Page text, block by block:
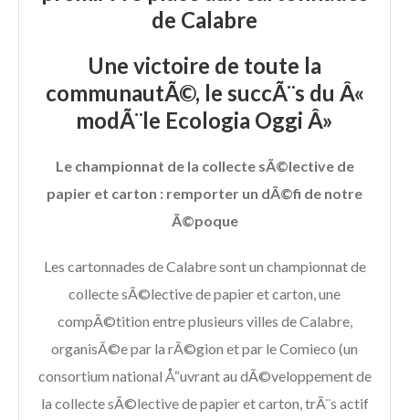
de Calabre
Une victoire de toute la
communautÃ©, le succÃ¨s du Â«
modÃ¨le Ecologia Oggi Â»
Le championnat de la collecte sÃ©lective de
papier et carton : remporter un dÃ©fi de notre
Ã©poque
Les cartonnades de Calabre sont un championnat de
collecte sÃ©lective de papier et carton, une
compÃ©tition entre plusieurs villes de Calabre,
organisÃ©e par la rÃ©gion et par le Comieco (un
consortium national Å“uvrant au dÃ©veloppement de
la collecte sÃ©lective de papier et carton, trÃ¨s actif